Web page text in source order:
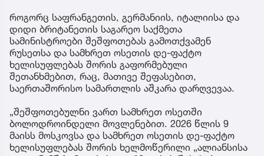
როგორც საფრანგეთის, გერმანიის, იტალიისა და
დიდი ბრიტანეთის საგარეო საქმეთა
სამინისტროები შეშფოთებას გამოთქვამენ
რუსეთსა და სამხრეთ ოსეთის დე-ფაქტო
ხელისუფლებას შორის გაფორმებული
შეთანხმებით, რაც, მათივე შეფასებით,
საერთაშორისო სამართლის აშკარა დარღვევაა.
„შეშფოთებულნი ვართ სამხრეთ ოსეთში
ბოლოდროინდელი მოვლენებით. 2026 წლის 9
მაისს მოსკოვსა და სამხრეთ ოსეთის დე-ფაქტო
ხელისუფლებას შორის ხელმოწერილი „ალიანსისა